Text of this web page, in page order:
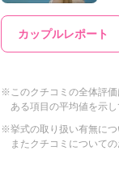
カップルレポート
※このクチコミの全体評
ある項目の平均値を示し
※挙式の取り扱い有無につ
またクチコミについて